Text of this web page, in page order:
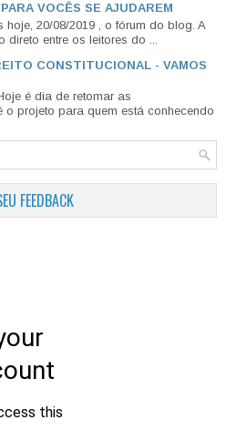
VOCÊS SE AJUDAREM
20/08/2019 , o fórum do blog. A
entre os leitores do ...
CONSTITUCIONAL - VAMOS
é dia de retomar as
o projeto para quem está conhecendo
FEEDBACK